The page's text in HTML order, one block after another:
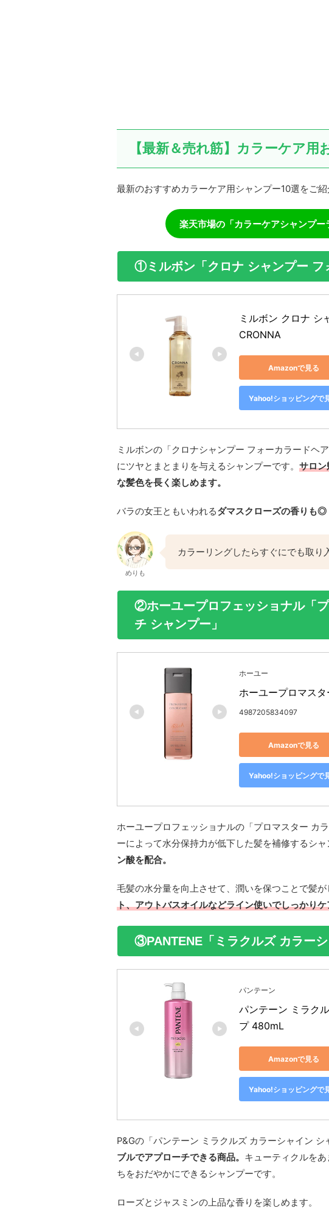
【最新＆売れ筋】カラーケア
最新のおすすめカラーケア用シャンプー10選をご紹
楽天市場の「カラーケアシャンプー
①ミルボン「クロナ シャンプー フ
ミルボン クロナ シ
CRONNA
Amazonで見る
Yahoo!ショッピングで
ミルボンの「クロナシャンプー フォーカラードヘ
にツヤとまとまりを与えるシャンプーです。 サロン
な髪色を長く楽しめます。
バラの女王ともいわれるダマスクローズの香りも◎
めりも
カラーリングしたらすぐにでも取り
②ホーユープロフェッショナル「
チ シャンプー」
ホーユー
ホーユープロマス
4987205834097
Amazonで見る
Yahoo!ショッピングで
ホーユープロフェッショナルの「プロマスター カ
ーによって水分保持力が低下した髪を補修するシャ
ン酸を配合。
毛髪の水分量を向上させて、潤いを保つことで髪が
ト、アウトバスオイルなどライン使いでしっかり
③PANTENE「ミラクルズ カラーシ
パンテーン
パンテーン ミラク
プ 480mL
Amazonで見る
Yahoo!ショッピングで
P&Gの「パンテーン ミラクルズ カラーシャイン シ
ブルでアプローチできる商品。 キューティクルを
ちをおだやかにできるシャンプーです。
ローズとジャスミンの上品な香りを楽しめます。